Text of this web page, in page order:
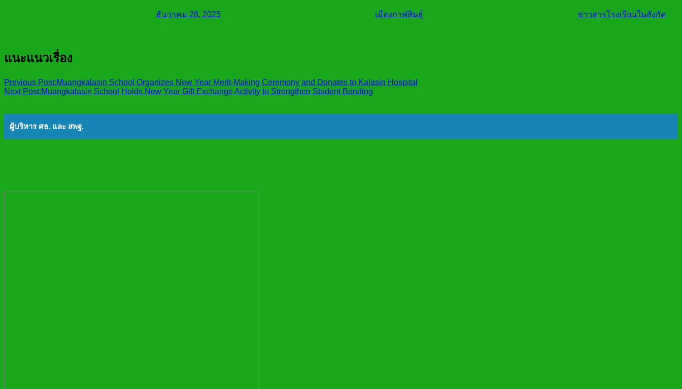
ธันวาคม 28, 2025 เมืองกาฬสินธุ์ ข่าวสารโรงเรียนในสังกัด
แนะแนวเรื่อง
Previous Post:Muangkalasin School Organizes New Year Merit-Making Ceremony and Donates to Kalasin Hospital
Next Post:Muangkalasin School Holds New Year Gift Exchange Activity to Strengthen Student Bonding
ผู้บริหาร ศธ. และ สพฐ.